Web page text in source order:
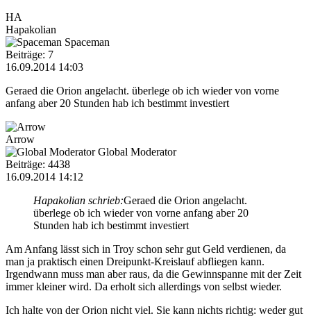
HA
Hapakolian
Spaceman
Beiträge: 7
16.09.2014 14:03
Geraed die Orion angelacht. überlege ob ich wieder von vorne
anfang aber 20 Stunden hab ich bestimmt investiert
Arrow
Global Moderator
Beiträge: 4438
16.09.2014 14:12
Hapakolian schrieb:Geraed die Orion angelacht.
überlege ob ich wieder von vorne anfang aber 20
Stunden hab ich bestimmt investiert
Am Anfang lässt sich in Troy schon sehr gut Geld verdienen, da
man ja praktisch einen Dreipunkt-Kreislauf abfliegen kann.
Irgendwann muss man aber raus, da die Gewinnspanne mit der Zeit
immer kleiner wird. Da erholt sich allerdings von selbst wieder.
Ich halte von der Orion nicht viel. Sie kann nichts richtig: weder gut